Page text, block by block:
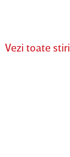
Vezi toate